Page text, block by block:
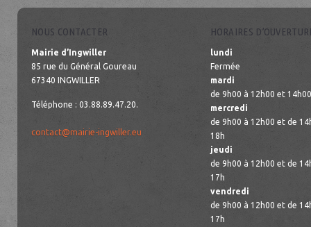
NOUS CONTACTER
Mairie d’Ingwiller
85 rue du Général Goureau
67340 INGWILLER
Téléphone : 03.88.89.47.20.
contact@mairie-ingwiller.eu
HORAIRES
lundi
Fermée
mardi
de 9h00 à 12h00 et
mercredi
de 9h00 à 12h00 et de
18h
jeudi
de 9h00 à 12h00 et de
17h
vendredi
de 9h00 à 12h00 et de
17h